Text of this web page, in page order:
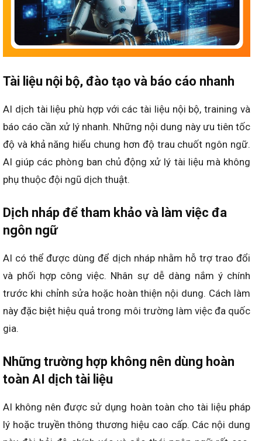
Tài liệu nội bộ, đào tạo và báo cáo nhanh
AI dịch tài liệu phù hợp với các tài liệu nội bộ, training và
báo cáo cần xử lý nhanh. Những nội dung này ưu tiên tốc
độ và khả năng hiểu chung hơn độ trau chuốt ngôn ngữ.
AI giúp các phòng ban chủ động xử lý tài liệu mà không
phụ thuộc đội ngũ dịch thuật.
Dịch nháp để tham khảo và làm việc đa
ngôn ngữ
AI có thể được dùng để dịch nháp nhằm hỗ trợ trao đổi
và phối hợp công việc. Nhân sự dễ dàng nắm ý chính
trước khi chỉnh sửa hoặc hoàn thiện nội dung. Cách làm
này đặc biệt hiệu quả trong môi trường làm việc đa quốc
gia.
Những trường hợp không nên dùng hoàn
toàn AI dịch tài liệu
AI không nên được sử dụng hoàn toàn cho tài liệu pháp
lý hoặc truyền thông thương hiệu cao cấp. Các nội dung